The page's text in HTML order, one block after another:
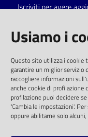
Catalogo
Eventi
Chiedi al
bibliotecario
Avvisi
Iscriviti per avere
solo alle condizioni
comunitaria 2003/
SOCIAL
Usiamo i
Questo sito utilizza i cookie
garantire un miglior servizio
raccogliere informazioni
anche cookie di
profilazione puoi decidere
'Cambia le impostazioni'.
oppure abilitarne solo